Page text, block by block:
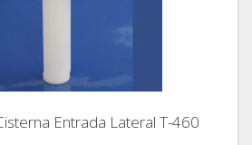
Entrada Lateral T-460